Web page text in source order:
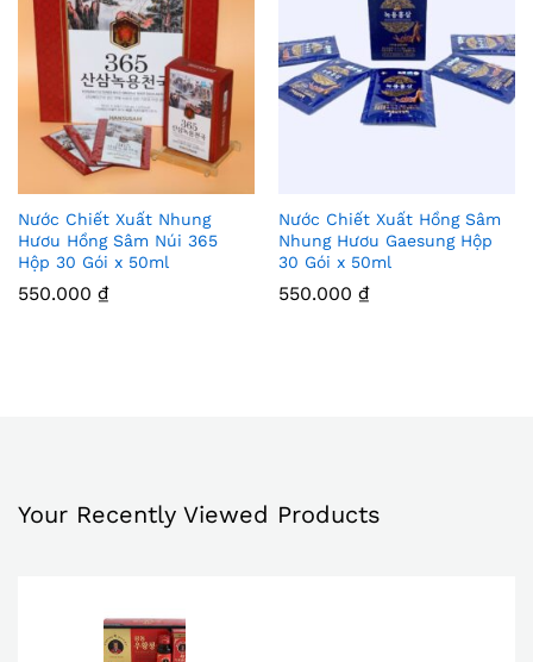
Thê
m
Nước Chiết Xuất Nhung
Hươu Hồng Sâm Núi 365
Hộp 30 Gói x 50ml
550.000 ₫
Thê
Nước Chiết Xuất Hồng Sâm
Nhung Hươu Gaesung Hộp
30 Gói x 50ml
550.000 ₫
Your Recently Viewed Products